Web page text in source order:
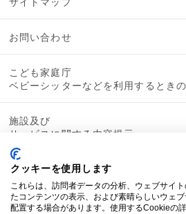
お問い合わせ
こども家庭庁
ベビーシッターなどを利用するとき
施設及び
サービスに関する内容提示
クッキーを使用します
これらは、訪問者データの分析、ウェブサイ
たコンテンツの表示、および素晴らしいウェ
配置する場合があります。使用するCookieの